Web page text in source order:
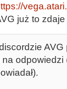
już to
na odpowiedzi